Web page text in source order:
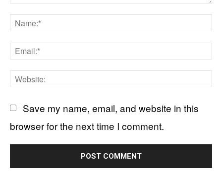
Comment:
Save my name, email, and website in this
browser for the next time I comment.